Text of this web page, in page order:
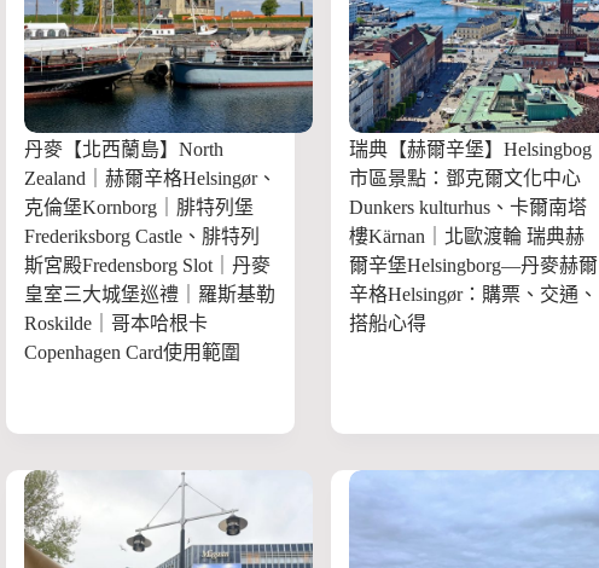
丹麥【北西蘭島】North
Zealand｜赫爾辛格Helsingør、
克倫堡Kornborg｜腓特列堡
Frederiksborg Castle、腓特列
斯宮殿Fredensborg Slot｜丹麥
皇室三大城堡巡禮｜羅斯基勒
Roskilde｜哥本哈根卡
Copenhagen Card使用範圍
瑞典【赫爾辛堡】Helsingbog
市區景點：鄧克爾文化中心
Dunkers kulturhus、卡爾南塔
樓Kärnan｜北歐渡輪 瑞典赫
爾辛堡Helsingborg—丹麥赫爾
辛格Helsingør：購票、交通、
搭船心得